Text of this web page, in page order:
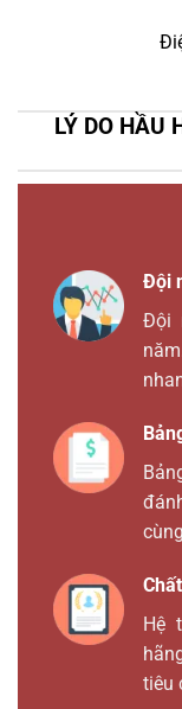
LÝ DO HẦU
Đội
Đội
Hệ
tiêu